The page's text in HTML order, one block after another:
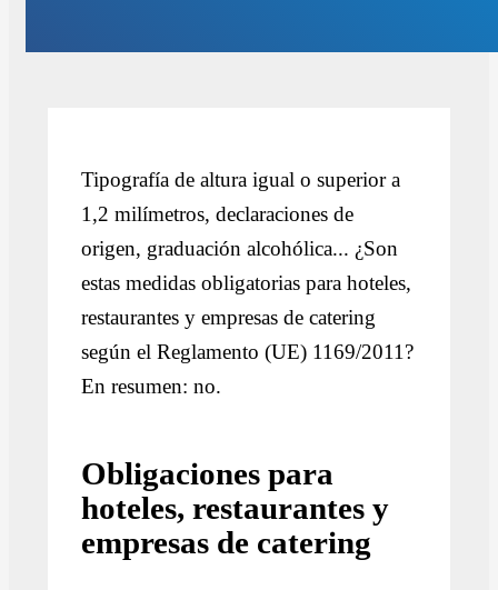
Tipografía de altura igual o superior a
1,2 milímetros, declaraciones de
origen, graduación alcohólica... ¿Son
estas medidas obligatorias para hoteles,
restaurantes y empresas de catering
según el Reglamento (UE) 1169/2011?
En resumen: no.
Obligaciones para
hoteles, restaurantes y
empresas de catering